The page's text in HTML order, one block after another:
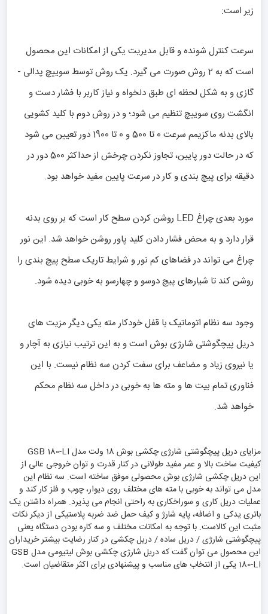
زیر است:
سرعت کنترل شونده و قابل مدیریت یکی از امکانات این محصول
است که به 2 روش صورت می گیرد. یک روش توسط سوییچ پدالی -
گازی و به شکل لحظه ای طبق دلخواه و نیاز کاربر با فشار دست و
انگشت روی سوییچ تنظیم می شود؛ و در روش دوم با کلید کشویی
بالای بدنه ماکزیمم سرعت 0 تا 500 و 0 تا 1900 دور تعیین می شود
که در حالت دور پایین، تجاوز نکردن چرخش از حداکثر 500 دور در
دقیقه برای پیچ بندی و کار در سرعت پایین مفید خواهد بود.
مورد بعدی چراغ LED روشن کردن سطح کار است که بر روی بدنه
قرار دارد و به محض فشار دادن کلید پاور روشن خواهد شد. این نور
چراغ می تواند در فضاهای کم نور و شرایط تاریک سطح پیچ بندی را
روشن کند تا شیارهای پیچ دوسو و چهارسو به خوبی دیده شود.
وجود سه نظام اتوماتیک با قفل خودکار مته یکی دیگر مزیت های
دریل پیچگوشتی شارژی بوش است و به این ترتیب نیازی به آچار و
یا نیروی زیاد و مضاعف برای سفت کردن سه نظام نیست. با این
فناوری تمام بیت ها و مته ها به خوبی در داخل سه نظام محکم
خواهد شد.
مزایای دریل پیچگوشتی شارژی چکشی بوش 18 ولت مدل GSB 180-LI
کیفیت ساخت بالا و عمر مفید طولانی در کنار قدرت و توان خروجی عالی از
این دریل چکشی شارژی بوش محصولی موفق ساخته است. سه نظام این
مدل می تواند به خوبی با مته های مختلف روی دیوار، چوب و فلز کار کند و
عملیات دریل کاری و سوراخکاری به راحتی انجام می پذیرد. همراه داشتن یک
باتری یدکی و اضافه، پایه شارژ و کیف حمل ضد ضربه پلاستیکی از دیکر نکات
مثبت این کالاست. با توجه به امکانات مختلف و سه کاره بودن دستگاه یعنی
پیچگوشتی شارژی / دریل ساده / دریل چکشی در کنار رضایت بیشتر خریداران
این محصول می توان گفت که دریل شارژی چکشی بوش لیتیومی مدل GSB
180-LI یکی از انتخاب های مناسب و پیشنهادی برای اکثر متقاضیان است.